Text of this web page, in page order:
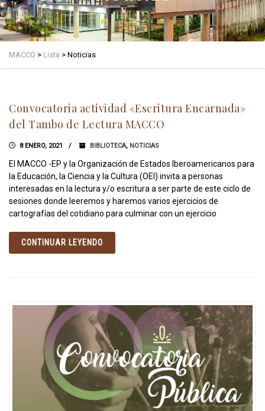
MACCO > Lista > Noticias
Convocatoria actividad «Escritura Encarnada»
del Tambo de Lectura MACCO
8 ENERO, 2021 BIBLIOTECA, NOTICIAS
El MACCO -EP y la Organización de Estados Iberoamericanos para
la Educación, la Ciencia y la Cultura (OEI) invita a personas
interesadas en la lectura y/o escritura a ser parte de este ciclo de
sesiones donde leeremos y haremos varios ejercicios de
cartografías del cotidiano para culminar con un ejercicio
CONTINUAR LEYENDO